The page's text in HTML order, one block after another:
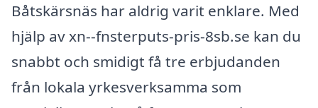
Båtskärsnäs har aldrig varit enklare. Med
hjälp av xn--fnsterputs-pris-8sb.se kan du
snabbt och smidigt få tre erbjudanden
från lokala yrkesverksamma som